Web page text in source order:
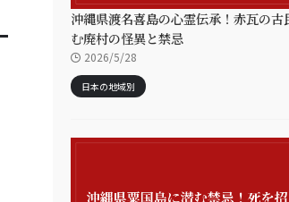
沖縄県渡名喜島の心霊伝承！赤瓦の古
む廃村の怪異と禁忌
2026/5/28
日本の地域別